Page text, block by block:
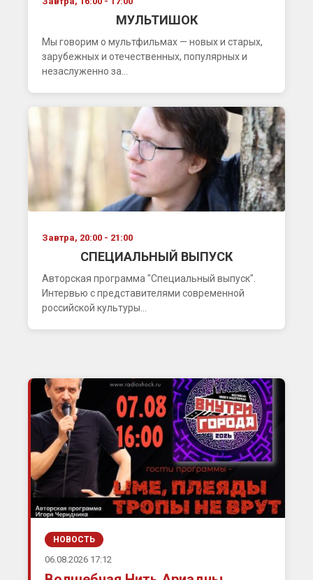
МУЛЬТИШОК
Мы говорим о мультфильмах — новых и старых,
зарубежных и отечественных, популярных и
незаслуженно за...
Завтра, 20:00 - 21:00
СПЕЦИАЛЬНЫЙ ВЫПУСК
Авторская программа "Специальный выпуск".
Интервью с представителями современной
российской культуры...
НОВОСТЬ
06.08.2026 17:12